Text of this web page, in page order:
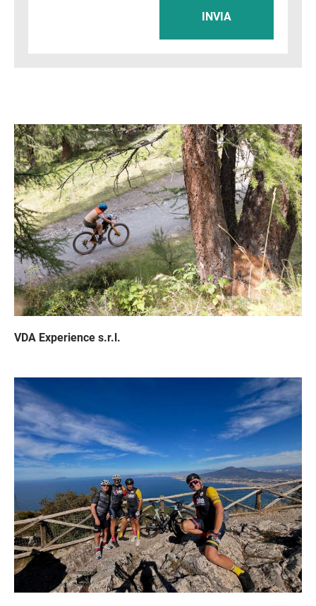
INVIA
Immagine
VDA Experience s.r.l.
Immagine